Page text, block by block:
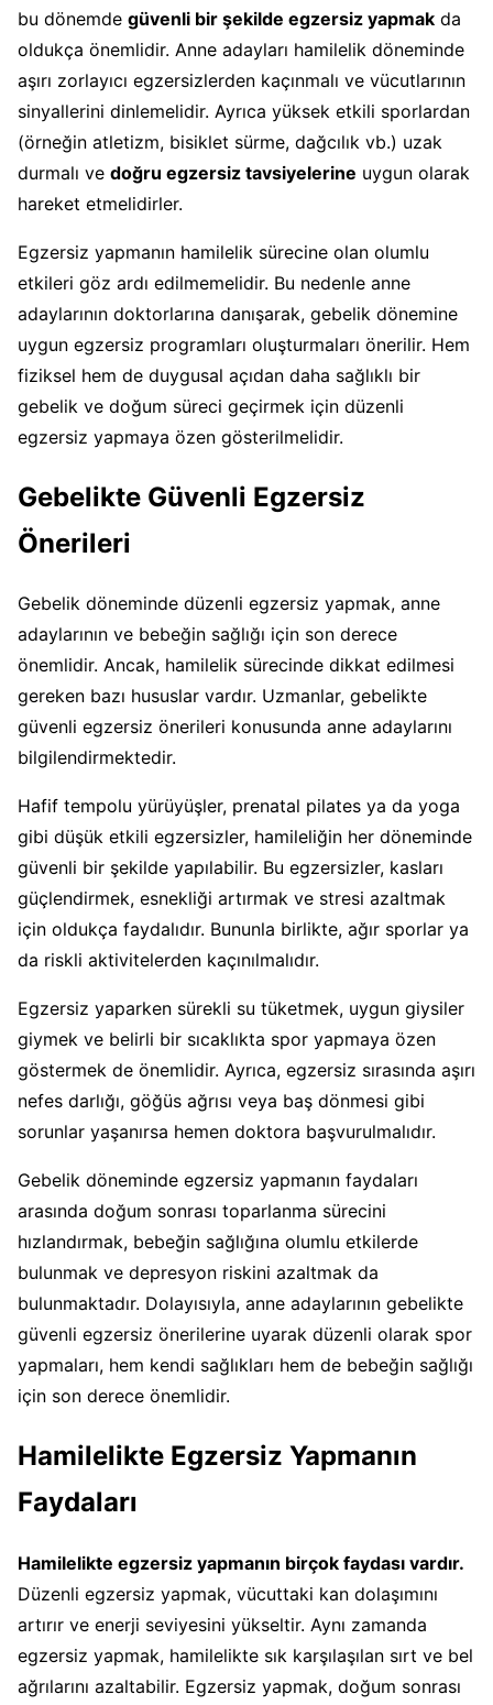
bu dönemde güvenli bir şekilde egzersiz yapmak da
oldukça önemlidir. Anne adayları hamilelik döneminde
aşırı zorlayıcı egzersizlerden kaçınmalı ve vücutlarının
sinyallerini dinlemelidir. Ayrıca yüksek etkili sporlardan
(örneğin atletizm, bisiklet sürme, dağcılık vb.) uzak
durmalı ve doğru egzersiz tavsiyelerine uygun olarak
hareket etmelidirler.
Egzersiz yapmanın hamilelik sürecine olan olumlu
etkileri göz ardı edilmemelidir. Bu nedenle anne
adaylarının doktorlarına danışarak, gebelik dönemine
uygun egzersiz programları oluşturmaları önerilir. Hem
fiziksel hem de duygusal açıdan daha sağlıklı bir
gebelik ve doğum süreci geçirmek için düzenli
egzersiz yapmaya özen gösterilmelidir.
Gebelikte Güvenli Egzersiz
Önerileri
Gebelik döneminde düzenli egzersiz yapmak, anne
adaylarının ve bebeğin sağlığı için son derece
önemlidir. Ancak, hamilelik sürecinde dikkat edilmesi
gereken bazı hususlar vardır. Uzmanlar, gebelikte
güvenli egzersiz önerileri konusunda anne adaylarını
bilgilendirmektedir.
Hafif tempolu yürüyüşler, prenatal pilates ya da yoga
gibi düşük etkili egzersizler, hamileliğin her döneminde
güvenli bir şekilde yapılabilir. Bu egzersizler, kasları
güçlendirmek, esnekliği artırmak ve stresi azaltmak
için oldukça faydalıdır. Bununla birlikte, ağır sporlar ya
da riskli aktivitelerden kaçınılmalıdır.
Egzersiz yaparken sürekli su tüketmek, uygun giysiler
giymek ve belirli bir sıcaklıkta spor yapmaya özen
göstermek de önemlidir. Ayrıca, egzersiz sırasında aşırı
nefes darlığı, göğüs ağrısı veya baş dönmesi gibi
sorunlar yaşanırsa hemen doktora başvurulmalıdır.
Gebelik döneminde egzersiz yapmanın faydaları
arasında doğum sonrası toparlanma sürecini
hızlandırmak, bebeğin sağlığına olumlu etkilerde
bulunmak ve depresyon riskini azaltmak da
bulunmaktadır. Dolayısıyla, anne adaylarının gebelikte
güvenli egzersiz önerilerine uyarak düzenli olarak spor
yapmaları, hem kendi sağlıkları hem de bebeğin sağlığı
için son derece önemlidir.
Hamilelikte Egzersiz Yapmanın
Faydaları
Hamilelikte egzersiz yapmanın birçok faydası vardır.
Düzenli egzersiz yapmak, vücuttaki kan dolaşımını
artırır ve enerji seviyesini yükseltir. Aynı zamanda
egzersiz yapmak, hamilelikte sık karşılaşılan sırt ve bel
ağrılarını azaltabilir. Egzersiz yapmak, doğum sonrası